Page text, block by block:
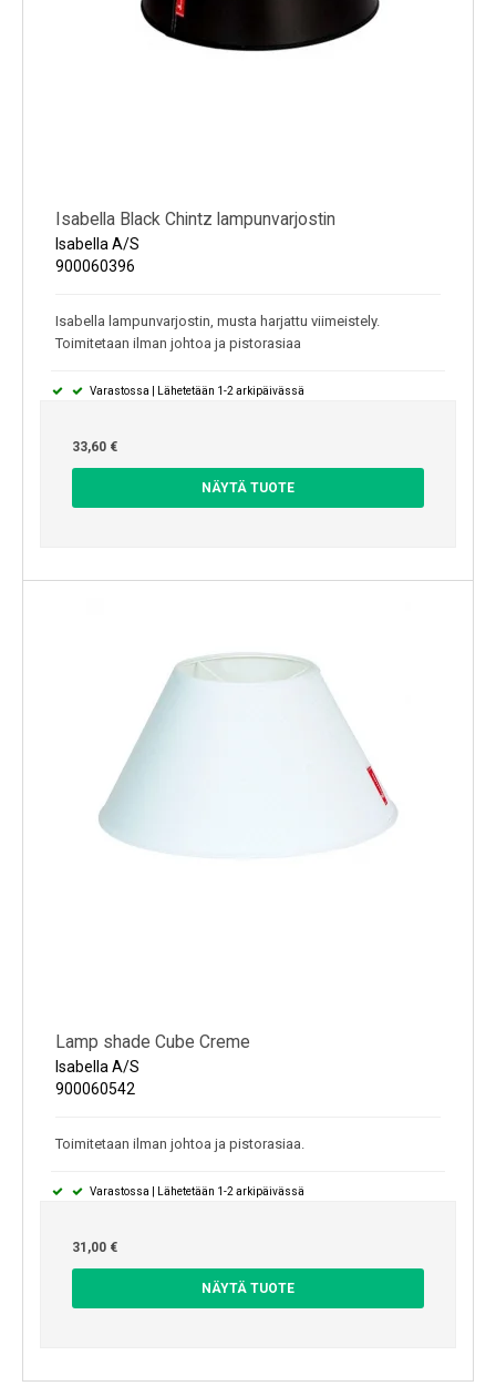
Isabella Black Chintz lampunvarjostin
Isabella A/S
900060396
Isabella lampunvarjostin, musta harjattu viimeistely.
Toimitetaan ilman johtoa ja pistorasiaa
Varastossa | Lähetetään 1-2 arkipäivässä
33,60 €
NÄYTÄ TUOTE
Lamp shade Cube Creme
Isabella A/S
900060542
Toimitetaan ilman johtoa ja pistorasiaa.
Varastossa | Lähetetään 1-2 arkipäivässä
31,00 €
NÄYTÄ TUOTE